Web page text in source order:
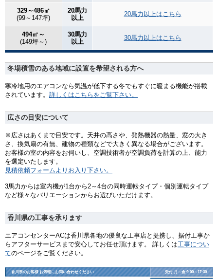
329～486㎡
(99～147坪)
20馬力
以上
20馬力以上はこちら
494㎡～
(149坪～)
30馬力
以上
30馬力以上はこちら
冬場積雪のある地域に設置を希望される方へ
寒冷地用のエアコンなら気温が低下する冬でもすぐに暖まる機能が搭載
されています。 詳しくはこちらをご覧下さい。
広さの目安について
※広さはあくまで目安です。天井の高さや、発熱機器の熱量、窓の大き
さ、換気扇の有無、建物の種類などで大きく異なる場合がございます。
お客様の室の内容をお伺いし、空調技術者が空調負荷を計算の上、能力
を選定いたします。
見積依頼フォームよりお入り下さい。
3馬力からは室内機が1台から2～4台の同時運転タイプ・個別運転タイプ
など様々なバリエーションからお選びいただけます。
香川県の工事を承ります
エアコンセンターACは香川県各地の優良な工事店と提携し、据付工事か
らアフターサービスまで安心してお任せ頂けます。 詳しくは工事につい
てのページをご覧ください。
香川県のお客様 お気軽にお問い合わせください 受付 月～金 9:00～17:30